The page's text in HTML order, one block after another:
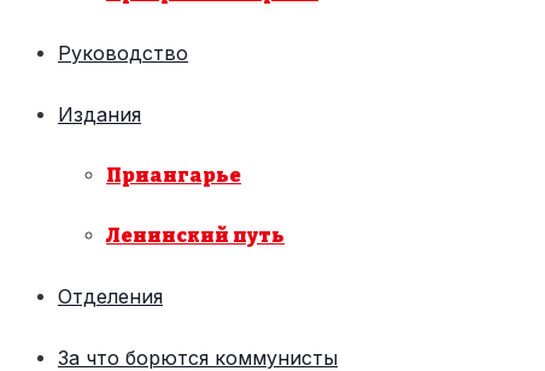
Руководство
Издания
Приангарье
Ленинский путь
Отделения
За что борются коммунисты